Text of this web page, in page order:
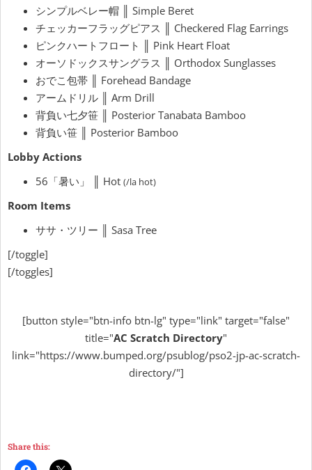
シンプルベレー帽 ║ Simple Beret
チェッカーフラッグピアス ║ Checkered Flag Earrings
ピンクハートフロート ║ Pink Heart Float
オーソドックスサングラス ║ Orthodox Sunglasses
おでこ包帯 ║ Forehead Bandage
アームドリル ║ Arm Drill
背負い七夕笹 ║ Posterior Tanabata Bamboo
背負い笹 ║ Posterior Bamboo
Lobby Actions
56「暑い」 ║ Hot (/la hot)
Room Items
ササ・ツリー ║ Sasa Tree
[/toggle]
[/toggles]
[button style="btn-info btn-lg" type="link" target="false"
title="AC Scratch Directory"
link="https://www.bumped.org/psublog/pso2-jp-ac-scratch-
directory/"]
Share this: